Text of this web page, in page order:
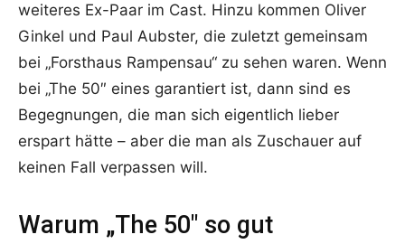
weiteres Ex-Paar im Cast. Hinzu kommen Oliver
Ginkel und Paul Aubster, die zuletzt gemeinsam
bei „Forsthaus Rampensau“ zu sehen waren. Wenn
bei „The 50″ eines garantiert ist, dann sind es
Begegnungen, die man sich eigentlich lieber
erspart hätte – aber die man als Zuschauer auf
keinen Fall verpassen will.
Warum „The 50″ so gut